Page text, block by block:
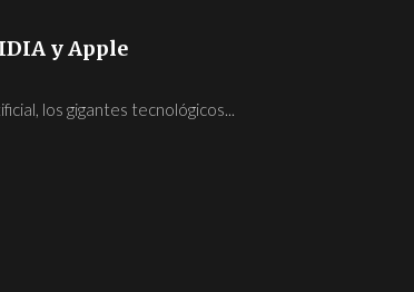
y Apple
los gigantes tecnológicos...